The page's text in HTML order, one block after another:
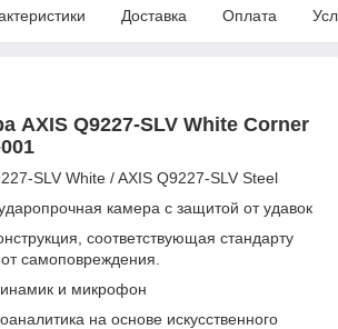
Доставка Оплата
AXIS Q9227-SLV White Corner
SLV White / AXIS Q9227-SLV Steel
камера с защитой от удавок
соответствующая стандарту
самоповреждения.
и микрофон
на основе искусственного